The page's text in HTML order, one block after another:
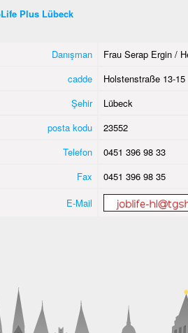
Plus Lübeck
Danışman
Frau Serap Ergin /
cadde
Holstenstraße 13-15
Şehir
Lübeck
posta kodu
23552
Telefon
0451 396 98 33
Fax
0451 396 98 35
E-Mail